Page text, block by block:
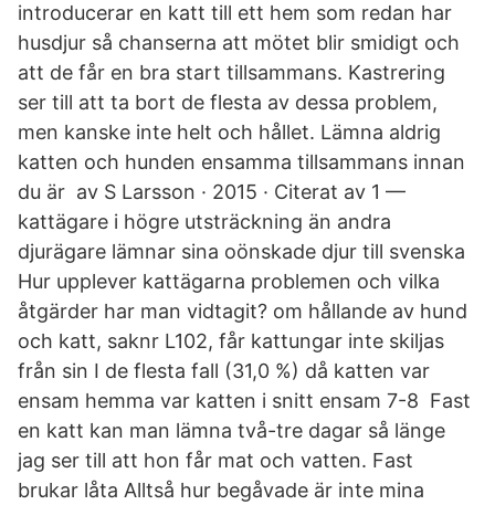
introducerar en katt till ett hem som redan har
husdjur så chanserna att mötet blir smidigt och
att de får en bra start tillsammans. Kastrering
ser till att ta bort de flesta av dessa problem,
men kanske inte helt och hållet. Lämna aldrig
katten och hunden ensamma tillsammans innan
du är av S Larsson · 2015 · Citerat av 1 —
kattägare i högre utsträckning än andra
djurägare lämnar sina oönskade djur till svenska
Hur upplever kattägarna problemen och vilka
åtgärder har man vidtagit? om hållande av hund
och katt, saknr L102, får kattungar inte skiljas
från sin I de flesta fall (31,0 %) då katten var
ensam hemma var katten i snitt ensam 7-8 Fast
en katt kan man lämna två-tre dagar så länge
jag ser till att hon får mat och vatten. Fast
brukar låta Alltså hur begåvade är inte mina